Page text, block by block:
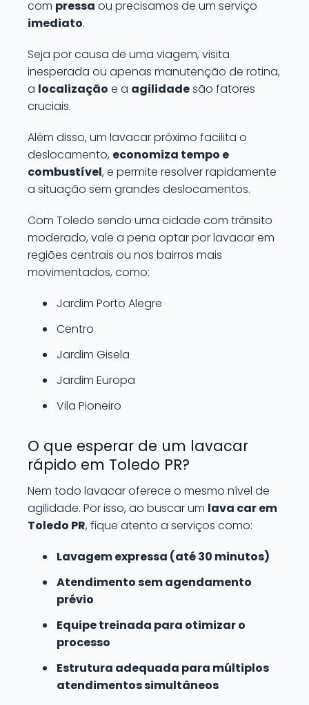
com pressa ou precisamos de um serviço
imediato.
Seja por causa de uma viagem, visita
inesperada ou apenas manutenção de rotina,
a localização e a agilidadesão fatores
cruciais.
Além disso, um lavacar próximo facilita o
deslocamento, economiza tempo e
combustível, e permite resolver rapidamente
a situação sem grandes deslocamentos.
Com Toledo sendo uma cidade com trânsito
moderado, vale a pena optar por lavacar em
regiões centrais ou nos bairros mais
movimentados, como:
Jardim Porto Alegre
Centro
Jardim Gisela
Jardim Europa
Vila Pioneiro
O que esperar de um lavacar
rápido em Toledo PR?
Nem todo lavacar oferece o mesmo nível de
agilidade. Por isso, ao buscar um lava car em
Toledo PR, fique atento a serviços como:
Lavagem expressa (até 30 minutos)
Atendimento sem agendamento
prévio
Equipe treinada para otimizar o
processo
Estrutura adequada para múltiplos
atendimentos simultâneos